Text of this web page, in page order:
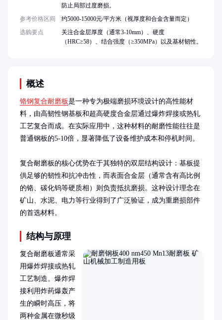
概述
铬钢复合耐磨板是一种专为极端磨损环境设计的高性能材
料，由高韧性钢基板和超高硬度合金层通过爆炸焊接或热轧
工艺复合而成。在实际应用中，这种材料的耐磨性能往往是
普通钢板的5-10倍，显著降低了设备维护成本和停机时间。
复合耐磨板的核心优势在于其独特的双层结构设计：基板提
供足够的韧性和抗冲击性，而表面合金层（通常含有高比例
的铬、碳化钨等硬质相）则负责抵抗磨损。这种设计理念在
矿山、水泥、电力等行业得到了广泛验证，成为重磨损部件
的首选材料。
结构与原理
复合耐磨板通常采
用爆炸焊接或热轧
工艺制造。爆炸焊
接利用炸药爆轰产
生的瞬时高压，将
两种金属在微秒级
防止局部过度磨损。
参考价格区间
约5000-15000元/平方米（视厚度和合金含量而定）
选购要点
关注合金层厚度（通常3-10mm）、硬度
（HRC≥58）、结合强度（≥350MPa）以及基材韧性。